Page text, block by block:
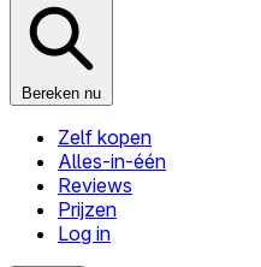
Bereken nu
Zelf kopen
Alles-in-één
Reviews
Prijzen
Log in